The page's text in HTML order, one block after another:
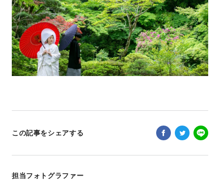
この記事をシェアする
担当フォトグラファー